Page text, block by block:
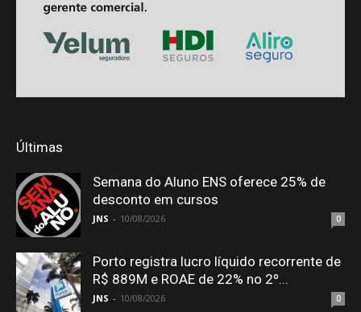
Últimas
Semana do Aluno ENS oferece 25% de
desconto em cursos
JNS - 10/08/2026 0
Porto registra lucro líquido recorrente de
R$ 889M e ROAE de 22% no 2º...
JNS - 10/08/2026 0